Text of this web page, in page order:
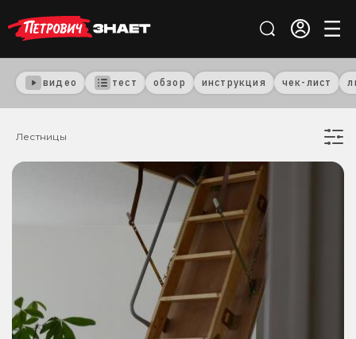
видео тест обзор инструкция чек-лист
Лестницы